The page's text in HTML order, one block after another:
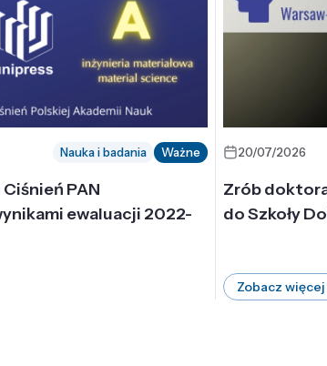
Nauka i badania Ważne
PAN
ewaluacji 2022-
20/07/2026
Zrób
do Szkoły
Zobacz więcej